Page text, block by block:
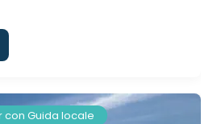
con Guida locale